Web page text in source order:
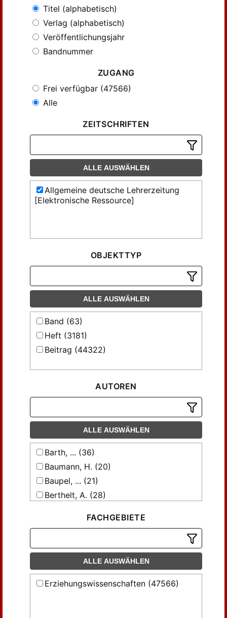
Titel (alphabetisch)
Verlag (alphabetisch)
Veröffentlichungsjahr
Bandnummer
ZUGANG
Frei verfügbar (47566)
Alle
ZEITSCHRIFTEN
ALLE AUSWÄHLEN
Allgemeine deutsche Lehrerzeitung
[Elektronische Ressource]
OBJEKTTYP
ALLE AUSWÄHLEN
Band (63)
Heft (3181)
Beitrag (44322)
AUTOREN
ALLE AUSWÄHLEN
Barth, ... (36)
Baumann, H. (20)
Baupel, ... (21)
Berthelt, A. (28)
Böhme, Alfred (49)
Clausnitzer, L. (28)
Dittes, Friedrich (22)
Dürre, E. (307)
FACHGEBIETE
ALLE AUSWÄHLEN
Erziehungswissenschaften (47566)